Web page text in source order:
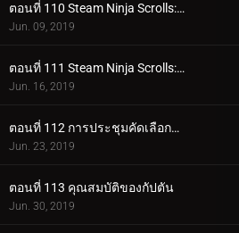
ตอนที่ 110 Steam Ninja Scrolls: น้ำพุร้อนฟื้นคืนชีพ!
Jun. 09, 2019
ตอนที่ 111 Steam Ninja Scrolls: ราชาแห่งมิไร!
Jun. 16, 2019
ตอนที่ 112 การประชุมคัดเลือกจูนิน
Jun. 23, 2019
ตอนที่ 113 คุณสมบัติของกัปตัน
Jun. 30, 2019